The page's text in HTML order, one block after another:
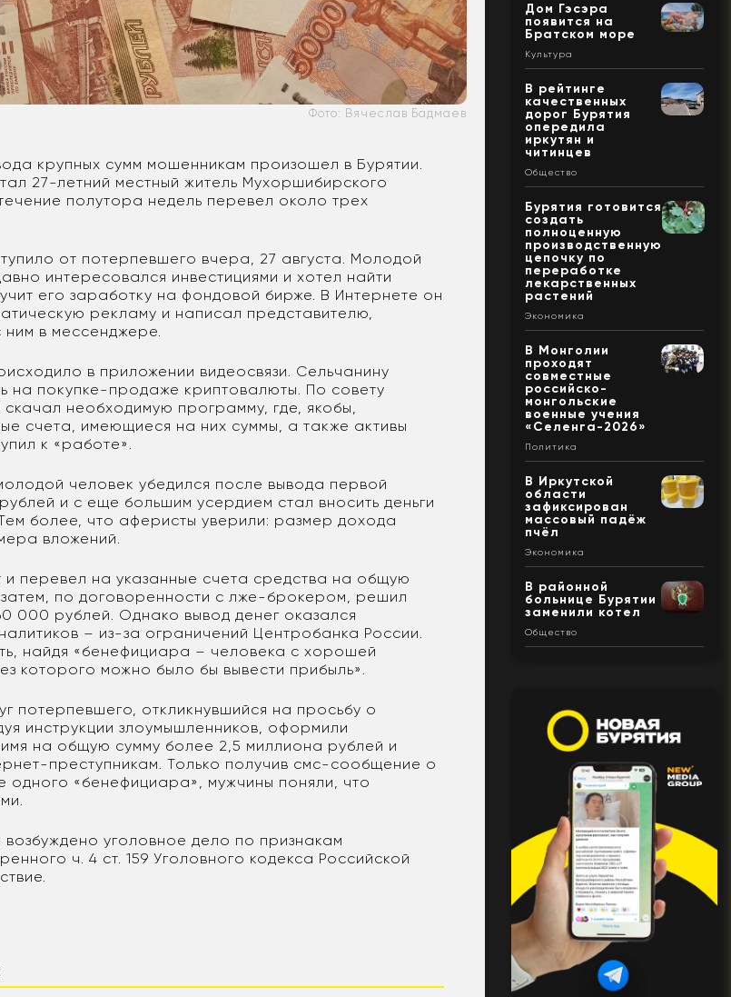
Фото: Вячеслав Бадмаев
крупных сумм мошенникам произошел в Бурятии.
27-летний местный житель Мухоршибирского
полутора недель перевел около трех
от потерпевшего вчера, 27 августа. Молодой
интересовался инвестициями и хотел найти
его заработку на фондовой бирже. В Интернете он
рекламу и написал представителю,
ним в мессенджере.
в приложении видеосвязи. Сельчанину
на покупке-продаже криптовалюты. По совету
необходимую программу, где, якобы,
счета, имеющиеся на них суммы, а также активы
к «работе».
человек убедился после вывода первой
и с еще большим усердием стал вносить деньги
более, что аферисты уверили: размер дохода
вложений.
перевел на указанные счета средства на общую
по договоренности с лже-брокером, решил
000 рублей. Однако вывод денег оказался
– из-за ограничений Центробанка России.
найдя «бенефициара – человека с хорошей
которого можно было бы вывести прибыль».
потерпевшего, откликнувшийся на просьбу о
инструкции злоумышленников, оформили
на общую сумму более 2,5 миллиона рублей и
преступникам. Только получив смс-сообщение о
одного «бенефициара», мужчины поняли, что
уголовное дело по признакам
ч. 4 ст. 159 Уголовного кодекса Российской
Дом Гэсэра
появится на
Братском море
Культура
В рейтинге
качественных
дорог Бурятия
опередила
иркутян и
читинцев
Общество
Бурятия готовится
создать
полноценную
производственную
цепочку по
переработке
лекарственных
растений
Экономика
В Монголии
проходят
совместные
российско-
монгольские
военные учения
«Селенга-2026»
Политика
В Иркутской
области
зафиксирован
массовый падёж
пчёл
Экономика
В районной
больнице Бурятии
заменили котел
Общество